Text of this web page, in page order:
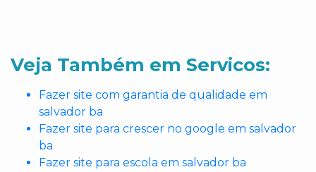
Veja Também em Servicos:
Fazer site com garantia de qualidade em
salvador ba
Fazer site para crescer no google em salvador
ba
Fazer site para escola em salvador ba